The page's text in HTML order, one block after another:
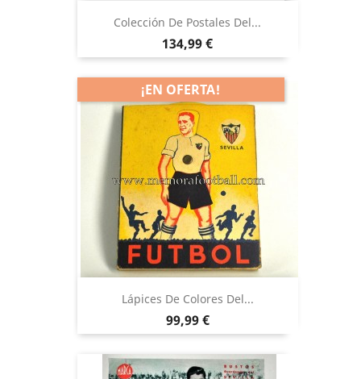
Colección De Postales Del...
Precio
134,99 €
Lápices De Colores Del...
Precio
99,99 €
¡EN OFERTA!